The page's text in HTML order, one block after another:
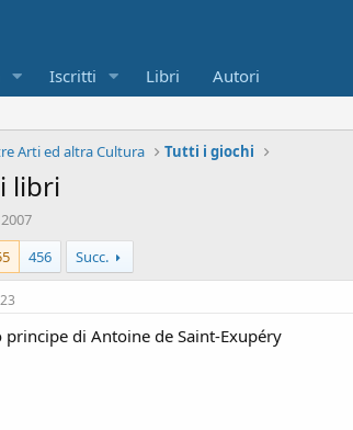
Iscritti Libri Autori
Arti ed altra Cultura Tutti i giochi
libri
456 Succ.
principe di Antoine de Saint-Exupéry